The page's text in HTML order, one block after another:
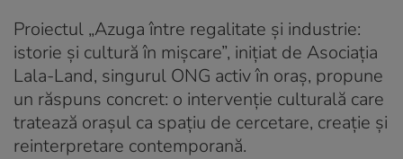
Proiectul „Azuga între regalitate și industrie:
istorie și cultură în mișcare”, inițiat de Asociația
Lala-Land, singurul ONG activ în oraș, propune
un răspuns concret: o intervenție culturală care
tratează orașul ca spațiu de cercetare, creație și
reinterpretare contemporană.